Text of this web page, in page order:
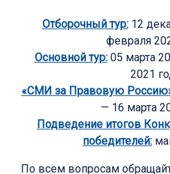
Отборочный тур:12
февраля
Основной тур:05 марта
2021
«СМИ за Правовую
— 16 марта
Подведение итогов
победителей:
По всем вопросам